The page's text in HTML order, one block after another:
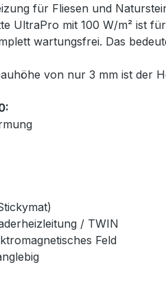
für Fliesen und
UltraPro mit 100 W/m² ist
wartungsfrei. Das
von nur 3 mm ist der
/ TWIN
Feld